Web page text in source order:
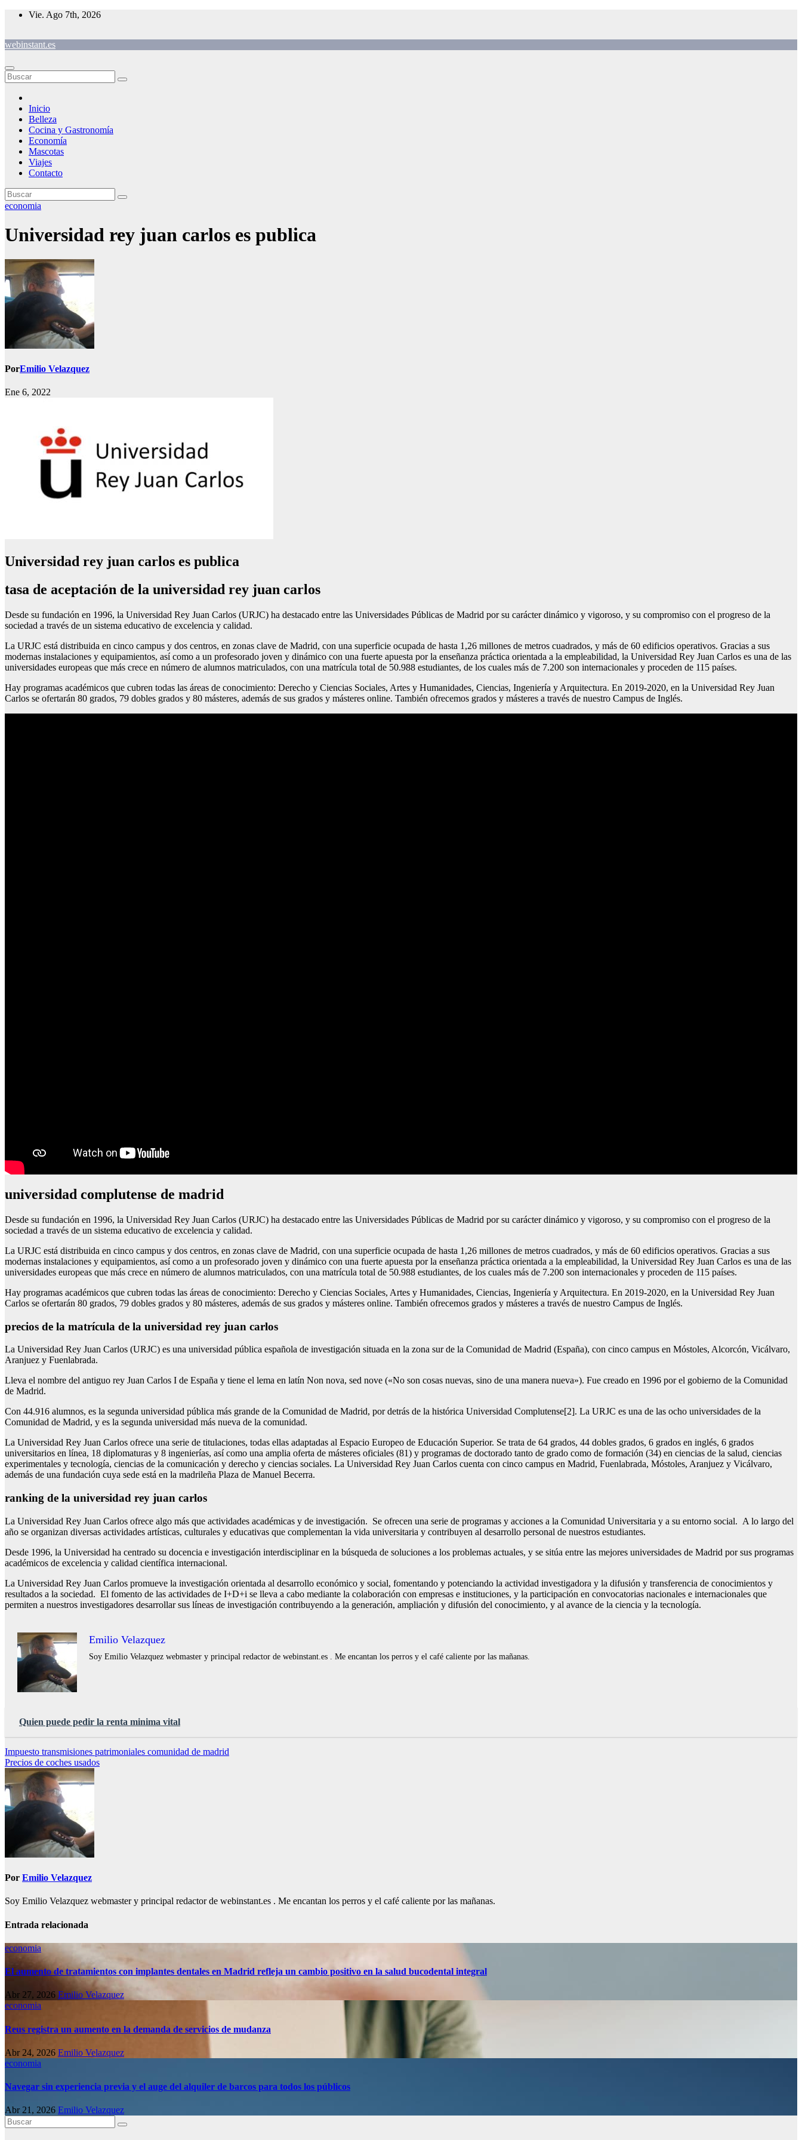
Saltar
Vie. Ago 7th, 2026
webinstant.es
Inicio
Belleza
Cocina y Gastronomía
Economía
Mascotas
Viajes
Contacto
economia
Universidad rey juan carlos es publica
PorEmilio Velazquez
Ene 6, 2022
Universidad rey juan carlos es publica
tasa de aceptación de la universidad rey juan carlos
Desde su fundación en 1996, la Universidad Rey Juan Carlos (URJC) ha destacado entre las Universidades Públicas de Madrid por su carácter dinámico y vigoroso, y su compromiso con el progreso de la
sociedad a través de un sistema educativo de excelencia y calidad.
La URJC está distribuida en cinco campus y dos centros, en zonas clave de Madrid, con una superficie ocupada de hasta 1,26 millones de metros cuadrados, y más de 60 edificios operativos. Gracias a sus
modernas instalaciones y equipamientos, así como a un profesorado joven y dinámico con una fuerte apuesta por la enseñanza práctica orientada a la empleabilidad, la Universidad Rey Juan Carlos es una de las
universidades europeas que más crece en número de alumnos matriculados, con una matrícula total de 50.988 estudiantes, de los cuales más de 7.200 son internacionales y proceden de 115 países.
Hay programas académicos que cubren todas las áreas de conocimiento: Derecho y Ciencias Sociales, Artes y Humanidades, Ciencias, Ingeniería y Arquitectura. En 2019-2020, en la Universidad Rey Juan
Carlos se ofertarán 80 grados, 79 dobles grados y 80 másteres, además de sus grados y másteres online. También ofrecemos grados y másteres a través de nuestro Campus de Inglés.
universidad complutense de madrid
Desde su fundación en 1996, la Universidad Rey Juan Carlos (URJC) ha destacado entre las Universidades Públicas de Madrid por su carácter dinámico y vigoroso, y su compromiso con el progreso de la
sociedad a través de un sistema educativo de excelencia y calidad.
La URJC está distribuida en cinco campus y dos centros, en zonas clave de Madrid, con una superficie ocupada de hasta 1,26 millones de metros cuadrados, y más de 60 edificios operativos. Gracias a sus
modernas instalaciones y equipamientos, así como a un profesorado joven y dinámico con una fuerte apuesta por la enseñanza práctica orientada a la empleabilidad, la Universidad Rey Juan Carlos es una de las
universidades europeas que más crece en número de alumnos matriculados, con una matrícula total de 50.988 estudiantes, de los cuales más de 7.200 son internacionales y proceden de 115 países.
Hay programas académicos que cubren todas las áreas de conocimiento: Derecho y Ciencias Sociales, Artes y Humanidades, Ciencias, Ingeniería y Arquitectura. En 2019-2020, en la Universidad Rey Juan
Carlos se ofertarán 80 grados, 79 dobles grados y 80 másteres, además de sus grados y másteres online. También ofrecemos grados y másteres a través de nuestro Campus de Inglés.
precios de la matrícula de la universidad rey juan carlos
La Universidad Rey Juan Carlos (URJC) es una universidad pública española de investigación situada en la zona sur de la Comunidad de Madrid (España), con cinco campus en Móstoles, Alcorcón, Vicálvaro,
Aranjuez y Fuenlabrada.
Lleva el nombre del antiguo rey Juan Carlos I de España y tiene el lema en latín Non nova, sed nove («No son cosas nuevas, sino de una manera nueva»). Fue creado en 1996 por el gobierno de la Comunidad
de Madrid.
Con 44.916 alumnos, es la segunda universidad pública más grande de la Comunidad de Madrid, por detrás de la histórica Universidad Complutense[2]. La URJC es una de las ocho universidades de la
Comunidad de Madrid, y es la segunda universidad más nueva de la comunidad.
La Universidad Rey Juan Carlos ofrece una serie de titulaciones, todas ellas adaptadas al Espacio Europeo de Educación Superior. Se trata de 64 grados, 44 dobles grados, 6 grados en inglés, 6 grados
universitarios en línea, 18 diplomaturas y 8 ingenierías, así como una amplia oferta de másteres oficiales (81) y programas de doctorado tanto de grado como de formación (34) en ciencias de la salud, ciencias
experimentales y tecnología, ciencias de la comunicación y derecho y ciencias sociales. La Universidad Rey Juan Carlos cuenta con cinco campus en Madrid, Fuenlabrada, Móstoles, Aranjuez y Vicálvaro,
además de una fundación cuya sede está en la madrileña Plaza de Manuel Becerra.
ranking de la universidad rey juan carlos
La Universidad Rey Juan Carlos ofrece algo más que actividades académicas y de investigación. Se ofrecen una serie de programas y acciones a la Comunidad Universitaria y a su entorno social. A lo largo del
año se organizan diversas actividades artísticas, culturales y educativas que complementan la vida universitaria y contribuyen al desarrollo personal de nuestros estudiantes.
Desde 1996, la Universidad ha centrado su docencia e investigación interdisciplinar en la búsqueda de soluciones a los problemas actuales, y se sitúa entre las mejores universidades de Madrid por sus programas
académicos de excelencia y calidad científica internacional.
La Universidad Rey Juan Carlos promueve la investigación orientada al desarrollo económico y social, fomentando y potenciando la actividad investigadora y la difusión y transferencia de conocimientos y
resultados a la sociedad. El fomento de las actividades de I+D+i se lleva a cabo mediante la colaboración con empresas e instituciones, y la participación en convocatorias nacionales e internacionales que
permiten a nuestros investigadores desarrollar sus líneas de investigación contribuyendo a la generación, ampliación y difusión del conocimiento, y al avance de la ciencia y la tecnología.
Emilio Velazquez
Soy Emilio Velazquez webmaster y principal redactor de webinstant.es . Me encantan los perros y el café caliente por las mañanas.
Quien puede pedir la renta minima vital
Navegación
de
entradas
Impuesto transmisiones patrimoniales comunidad de madrid
Precios de coches usados
Por Emilio Velazquez
Soy Emilio Velazquez webmaster y principal redactor de webinstant.es . Me encantan los perros y el café caliente por las mañanas.
Entrada relacionada
economia
El aumento de tratamientos con implantes dentales en Madrid refleja un cambio positivo en la salud bucodental integral
Abr 27, 2026 Emilio Velazquez
economia
Reus registra un aumento en la demanda de servicios de mudanza
Abr 24, 2026 Emilio Velazquez
economia
Navegar sin experiencia previa y el auge del alquiler de barcos para todos los públicos
Abr 21, 2026 Emilio Velazquez